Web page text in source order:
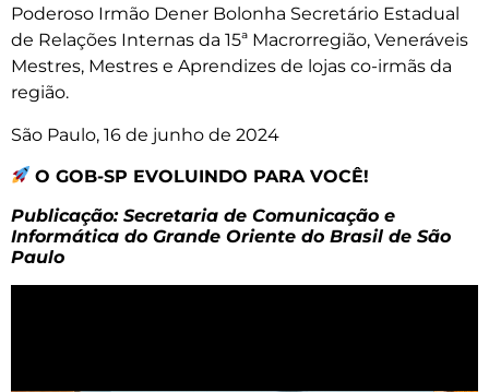
Poderoso Irmão Dener Bolonha Secretário Estadual
de Relações Internas da 15ª Macrorregião, Veneráveis
Mestres, Mestres e Aprendizes de lojas co-irmãs da
região.
São Paulo, 16 de junho de 2024
O GOB-SP EVOLUINDO PARA VOCÊ!
Publicação: Secretaria de Comunicação e
Informática do Grande Oriente do Brasil de São
Paulo